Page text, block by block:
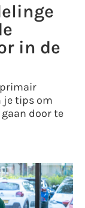
in de
je tips om
door te